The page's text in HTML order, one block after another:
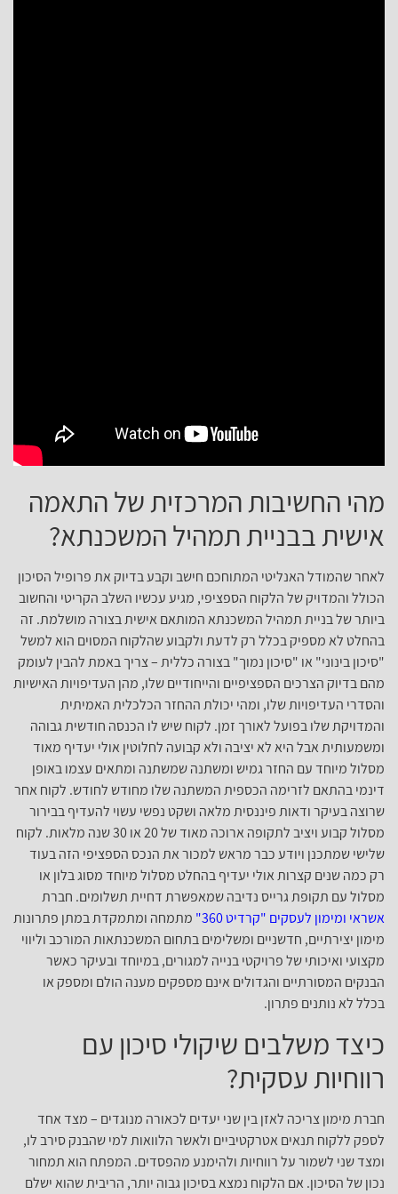
מהי החשיבות המרכזית של התאמה
אישית בבניית תמהיל המשכנתא?
לאחר שהמודל האנליטי המתוחכם חישב וקבע בדיוק את פרופיל הסיכון
הכולל והמדויק של הלקוח הספציפי, מגיע עכשיו השלב הקריטי והחשוב
ביותר של בניית תמהיל המשכנתא המותאם אישית בצורה מושלמת. זה
בהחלט לא מספיק בכלל רק לדעת ולקבוע שהלקוח המסוים הוא למשל
"סיכון בינוני" או "סיכון נמוך" בצורה כללית – צריך באמת להבין לעומק
מהם בדיוק הצרכים הספציפיים והייחודיים שלו, מהן העדיפויות האישיות
והסדרי העדיפויות שלו, ומהי יכולת ההחזר הכלכלית האמיתית
והמדויקת שלו בפועל לאורך זמן. לקוח שיש לו הכנסה חודשית גבוהה
ומשמעותית אבל היא לא יציבה ולא קבועה לחלוטין אולי יעדיף מאוד
מסלול מיוחד עם החזר גמיש ומשתנה שמשתנה ומתאים עצמו באופן
דינמי בהתאם לזרימה הכספית המשתנה שלו מחודש לחודש. לקוח אחר
שרוצה בעיקר ודאות פיננסית מלאה ושקט נפשי עשוי להעדיף בבירור
מסלול קבוע ויציב לתקופה ארוכה מאוד של 20 או 30 שנה מלאות. לקוח
שלישי שמתכנן ויודע כבר מראש למכור את הנכס הספציפי הזה בעוד
רק כמה שנים קצרות אולי יעדיף בהחלט מסלול מיוחד מסוג בלון או
מסלול עם תקופת גרייס נדיבה שמאפשרת דחיית תשלומים. חברת
אשראי ומימון לעסקים "קרדיט 360"
מתמחה ומתמקדת במתן פתרונות
מימון יצירתיים, חדשניים ומשלימים בתחום המשכנתאות המורכב וליווי
מקצועי ואיכותי של פרויקטי בנייה למגורים, במיוחד ובעיקר כאשר
הבנקים המסורתיים והגדולים אינם מספקים מענה הולם ומספק או
בכלל לא נותנים פתרון.
כיצד משלבים שיקולי סיכון עם
רווחיות עסקית?
חברת מימון צריכה לאזן בין שני יעדים לכאורה מנוגדים – מצד אחד
לספק ללקוח תנאים אטרקטיביים ולאשר הלוואות למי שהבנק סירב לו,
ומצד שני לשמור על רווחיות ולהימנע מהפסדים. המפתח הוא תמחור
נכון של הסיכון. אם הלקוח נמצא בסיכון גבוה יותר, הריבית שהוא ישלם